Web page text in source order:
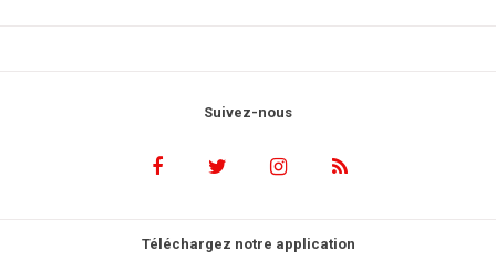
Suivez-nous
Téléchargez notre application